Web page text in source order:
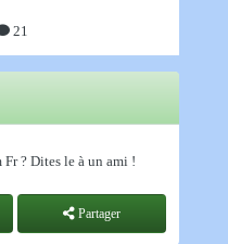
21
Fr ? Dites le à un ami !
Partager